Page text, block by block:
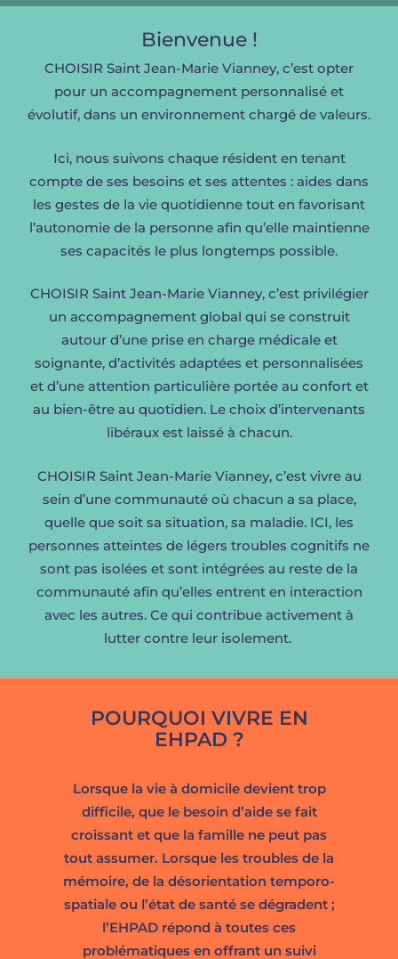
Bienvenue !
CHOISIR Saint Jean-Marie Vianney, c’est opter
pour un accompagnement personnalisé et
évolutif, dans un environnement chargé de valeurs.
Ici, nous suivons chaque résident en tenant
compte de ses besoins et ses attentes : aides dans
les gestes de la vie quotidienne tout en favorisant
l’autonomie de la personne afin qu’elle maintienne
ses capacités le plus longtemps possible.
CHOISIR Saint Jean-Marie Vianney, c’est privilégier
un accompagnement global qui se construit
autour d’une prise en charge médicale et
soignante, d’activités adaptées et personnalisées
et d’une attention particulière portée au confort et
au bien-être au quotidien. Le choix d’intervenants
libéraux est laissé à chacun.
CHOISIR Saint Jean-Marie Vianney, c’est vivre au
sein d’une communauté où chacun a sa place,
quelle que soit sa situation, sa maladie. ICI, les
personnes atteintes de légers troubles cognitifs ne
sont pas isolées et sont intégrées au reste de la
communauté afin qu’elles entrent en interaction
avec les autres. Ce qui contribue activement à
lutter contre leur isolement.
POURQUOI VIVRE EN
EHPAD ?
Lorsque la vie à domicile devient trop
difficile, que le besoin d’aide se fait
croissant et que la famille ne peut pas
tout assumer. Lorsque les troubles de la
mémoire, de la désorientation temporo-
spatiale ou l’état de santé se dégradent ;
l’EHPAD répond à toutes ces
problématiques en offrant un suivi